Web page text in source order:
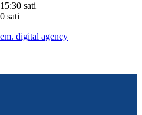
sati
sati
digital agency